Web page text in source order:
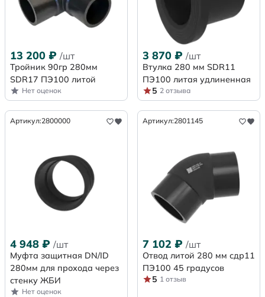
13 200 ₽ /шт
Тройник 90гр 280мм
SDR17 ПЭ100 литой
Нет оценок
3 870 ₽ /шт
Втулка 280 мм SDR11
ПЭ100 литая удлиненная
5 2 отзыва
Артикул:2800000
4 948 ₽ /шт
Муфта защитная DN/ID
280мм для прохода через
стенку ЖБИ
Нет оценок
Артикул:2801145
7 102 ₽ /шт
Отвод литой 280 мм сдр11
ПЭ100 45 градусов
5 1 отзыв